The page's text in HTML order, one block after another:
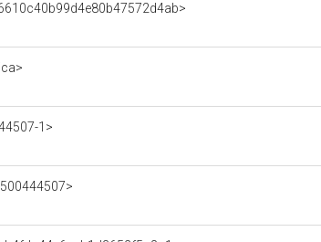
1>